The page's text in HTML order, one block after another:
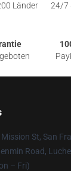
Länder
24/7
St, San
Road,
– Fri)